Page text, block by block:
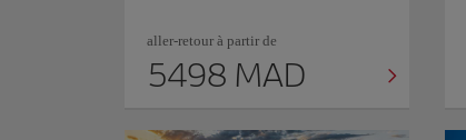
aller-retour à partir de
5498 MAD